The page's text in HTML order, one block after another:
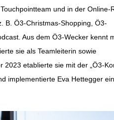
und in der Online-
B. Ö3-Christmas-Shopping, Ö3-
Aus dem Ö3-Wecker kennt
sie als Teamleiterin sowie
etablierte sie mit der „Ö3-
implementierte Eva Hettegger